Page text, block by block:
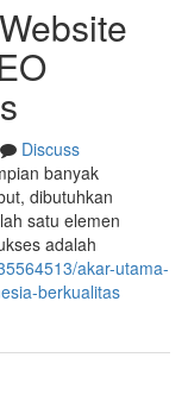
Discuss
banyak
dibutuhkan
satu elemen
adalah
akar-utama-
berkualitas